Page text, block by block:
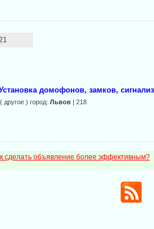
домофонов, замков,
( другое ) город: Львов| 218
сделать объявление более эффективным?